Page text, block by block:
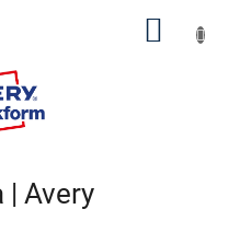
| Avery